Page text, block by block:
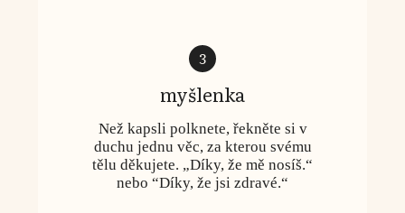
3
myšlenka
Než kapsli polknete, řekněte si v
duchu jednu věc, za kterou svému
tělu děkujete. „Díky, že mě nosíš.“
nebo “Díky, že jsi zdravé.“